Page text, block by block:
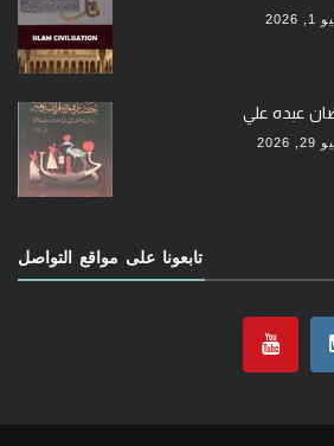
2026
عبده علي
2026
تابعونا على مواقع التواصل